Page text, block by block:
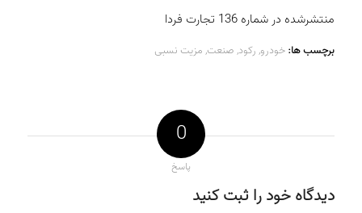
منتشرشده در شماره 136 تجارت فردا
برچسب ها:خودرو,رکود,صنعت,مزیت نسبی
0
پاسخ
دیدگاه خود را ثبت کنید